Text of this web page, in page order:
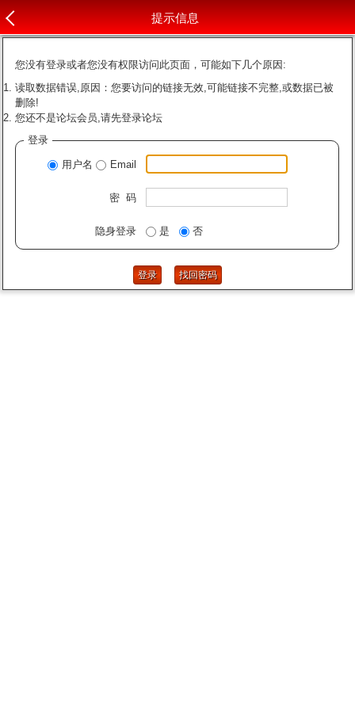
提示信息
您没有登录或者您没有权限访问此页面，可能如下几个原因:
读取数据错误,原因：您要访问的链接无效,可能链接不完整,或数据已被
删除!
您还不是论坛会员,请先登录论坛
登录
用户名 Email
密 码
隐身登录 是 否